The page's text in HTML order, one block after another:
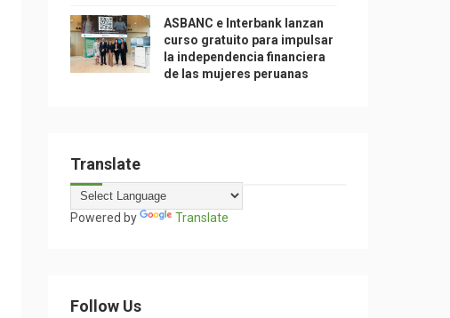
ASBANC e Interbank lanzan
curso gratuito para impulsar
la independencia financiera
de las mujeres peruanas
Translate
Powered by Translate
Follow Us